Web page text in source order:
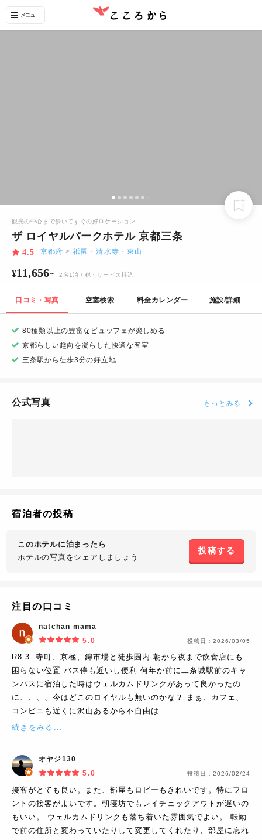
観光の中心まで歩いてすぐの好ロケーション
ザ ロイヤルパークホテル 京都三条
4.5 京都府 > 祇園・清水寺・東山
¥11,656~ 2名1泊 / 税・サービス料込
口コミ・写真 空室検索 料金カレンダー 施設/詳細
80種類以上の豊富なビュッフェが楽しめる
京都らしい趣向を凝らした快適な客室
三条駅から徒歩3分の好立地
公式写真 もっとみる
宿泊者の投稿
このホテルに泊まったら
ホテルの写真をシェアしましょう
投稿する
注目の口コミ
natchan mama
5.0
投稿日： 2026/03/05
R8.3. 寺町、京極、錦市場と徒歩圏内 朝から夜まで飲食店にも
困らない位置 バス停も近いし便利 何年か前に二条城駅前のキャ
ンパスに宿泊した時はウェルカムドリンクがあって良かったの
に、、、、今はどこのロイヤルも無いのかな？ まぁ、カフェ、
コンビニも近くに沢山あるから不自由は…
続きをみる...
オヤジ130
5.0
投稿日： 2026/02/24
接客がとても良い。また、部屋もロビーもきれいです。特にフロ
ントの接客がよいです。朝寝坊でもレイチェックアウトが遅いの
もいい。 ウェルカムドリンクも落ち着いた雰囲気でよい。 転勤
で前の住所と変わっていたりして変更してくれたり、部屋に忘れ